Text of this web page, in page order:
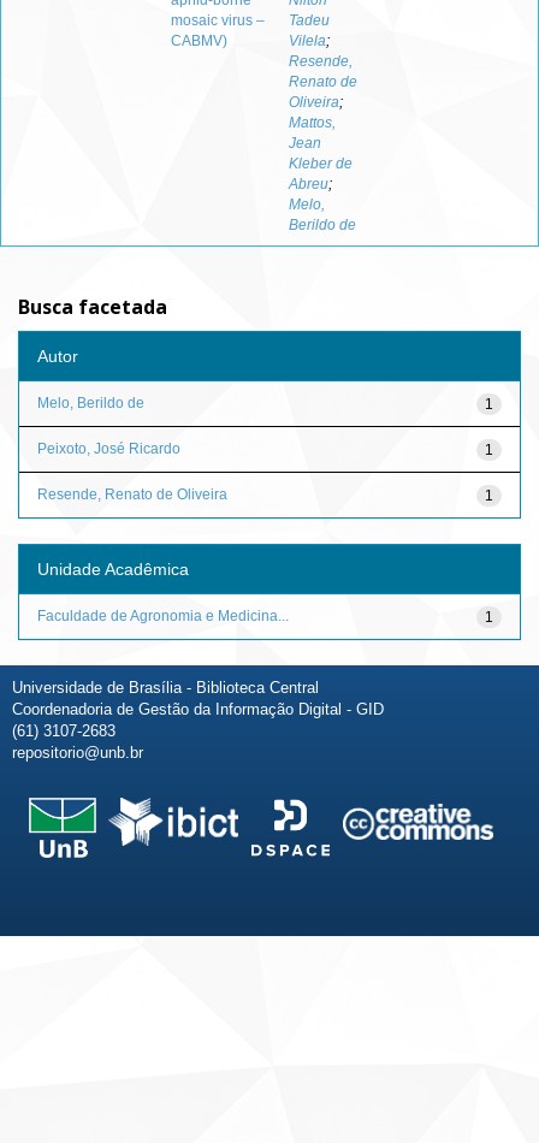
mosaic virus –
CABMV)
Tadeu
Vilela;
Resende,
Renato de
Oliveira;
Mattos,
Jean
Kleber de
Abreu;
Melo,
Berildo de
Busca facetada
Autor
1
Melo, Berildo de
1
Peixoto, José Ricardo
1
Resende, Renato de Oliveira
Unidade Acadêmica
1
Faculdade de Agronomia e Medicina...
Universidade de Brasília - Biblioteca Central
Coordenadoria de Gestão da Informação Digital - GID
(61) 3107-2683
repositorio@unb.br